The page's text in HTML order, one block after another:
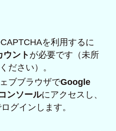
を利用するに
ント が必要です（未所
ださい）。
ブブラウザでGoogle
ンソールにアクセスし、
グインします。